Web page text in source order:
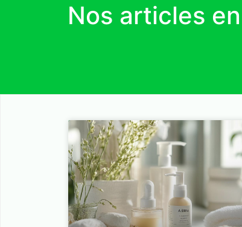
Nos articles